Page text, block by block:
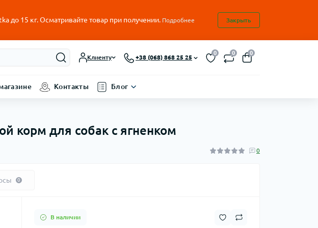
до 15 кг. Осматривайте товар при получении. Подробнее Закрыть
Клиенту +38 (068) 868 25 25
0 0 0
Контакты Блог
корм для собак с ягненком
0
0
В наличии